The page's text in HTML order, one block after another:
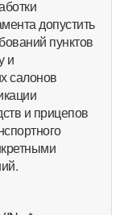
допустить
пунктов
и
салонов
и прицепов